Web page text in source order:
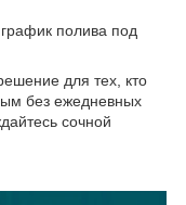
полива под
для тех, кто
без ежедневных
сочной